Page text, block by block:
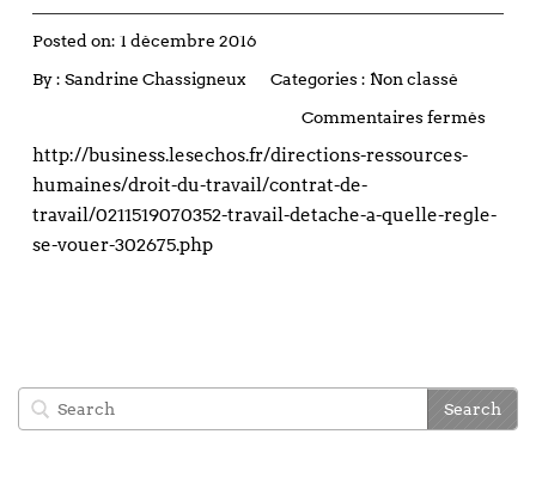
Posted on: 1 décembre 2016
By : Sandrine Chassigneux Categories : Non classé
Commentaires fermés
http://business.lesechos.fr/directions-ressources-
humaines/droit-du-travail/contrat-de-
travail/0211519070352-travail-detache-a-quelle-regle-
se-vouer-302675.php